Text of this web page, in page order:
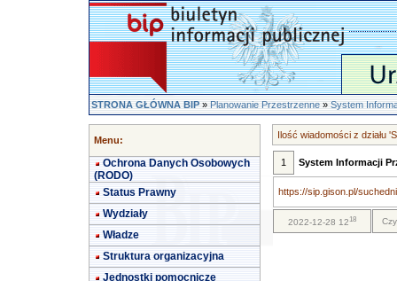
STRONA GŁÓWNA BIP»Planowanie Przestrzenne»System
Menu:
Ochrona Danych Osobowych
(RODO)
Status Prawny
Wydziały
Władze
Struktura organizacyjna
Jednostki pomocnicze
Ilość wiadomości z działu
1 System Informacji
https://sip.gison.pl/
2022-12-28 1218